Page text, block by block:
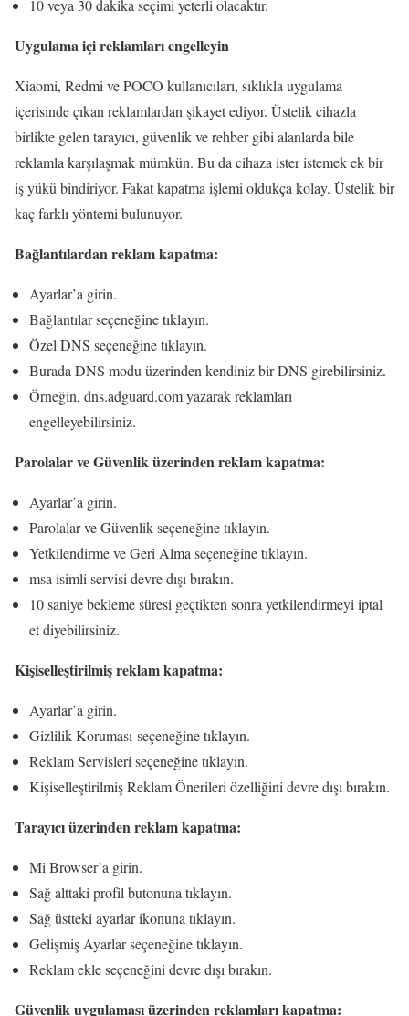
10 veya 30 dakika seçimi yeterli olacaktır.
Uygulama içi reklamları engelleyin
Xiaomi, Redmi ve POCO kullanıcıları, sıklıkla uygulama
içerisinde çıkan reklamlardan şikayet ediyor. Üstelik cihazla
birlikte gelen tarayıcı, güvenlik ve rehber gibi alanlarda bile
reklamla karşılaşmak mümkün. Bu da cihaza ister istemek ek bir
iş yükü bindiriyor. Fakat kapatma işlemi oldukça kolay. Üstelik bir
kaç farklı yöntemi bulunuyor.
Bağlantılardan reklam kapatma:
Ayarlar’a girin.
Bağlantılar seçeneğine tıklayın.
Özel DNS seçeneğine tıklayın.
Burada DNS modu üzerinden kendiniz bir DNS girebilirsiniz.
Örneğin, dns.adguard.com yazarak reklamları
engelleyebilirsiniz.
Parolalar ve Güvenlik üzerinden reklam kapatma:
Ayarlar’a girin.
Parolalar ve Güvenlik seçeneğine tıklayın.
Yetkilendirme ve Geri Alma seçeneğine tıklayın.
msa isimli servisi devre dışı bırakın.
10 saniye bekleme süresi geçtikten sonra yetkilendirmeyi iptal
et diyebilirsiniz.
Kişiselleştirilmişreklam kapatma:
Ayarlar’a girin.
Gizlilik Koruması seçeneğine tıklayın.
Reklam Servisleri seçeneğine tıklayın.
Kişiselleştirilmiş Reklam Önerileri özelliğini devre dışı bırakın.
Tarayıcı üzerinden reklam kapatma:
Mi Browser’a girin.
Sağ alttaki profil butonuna tıklayın.
Sağ üstteki ayarlar ikonuna tıklayın.
Gelişmiş Ayarlar seçeneğine tıklayın.
Reklam ekle seçeneğini devre dışı bırakın.
Güvenlik uygulaması üzerinden reklamları kapatma: